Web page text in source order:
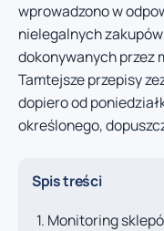
wprowadzono w
nielegalnych
dokonywanych przez
Tamtejsze przepisy
dopiero od
określonego,
Spis treści
Monitoring